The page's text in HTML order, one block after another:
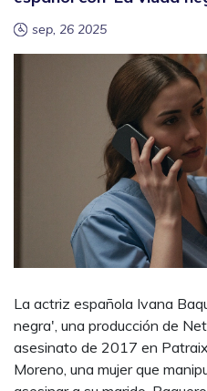
sep, 26 2025
La actriz española Ivana
negra', una producción de
asesinato de 2017 en
Moreno, una mujer que